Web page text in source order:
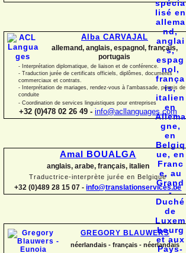
Alba CARVAJAL
allemand, anglais, espagnol, français,
portugais
- Interprétation diplomatique, de liaison et de conférence.
- Traduction jurée de certificats officiels, diplômes, documents
commerciaux et contrats.
- Interprétation de mariages, rendez-vous à l'ambassade, permis de
conduite
- Coordination de services linguistiques pour entreprises
+32 (0)478 02 26 49 - info@acllanguages.com
Amal BOUALGA
anglais, arabe, français, italien
Traductrice-interprète jurée en Belgique
+32 (0)489 28 15 07 - info@translationservices.be
GREGORY BLAUWERS
néerlandais - français - néerlandais